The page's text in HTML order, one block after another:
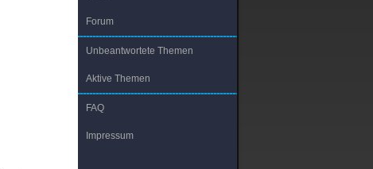
Forum
Unbeantwortete Themen
Aktive Themen
FAQ
Impressum